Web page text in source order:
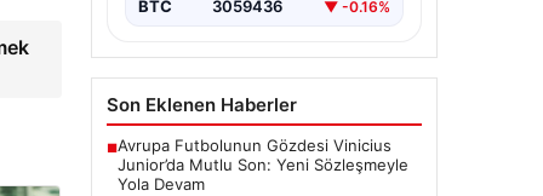
BTC 3059436 ▼ -0.16%
Son Eklenen Haberler
■Avrupa Futbolunun Gözdesi Vinicius
Junior’da Mutlu Son: Yeni Sözleşmeyle
Yola Devam